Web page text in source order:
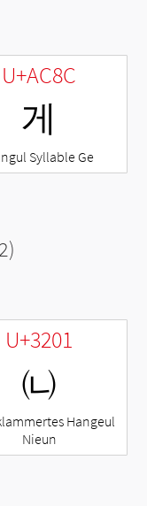
U+AC8C
게
Syllable Ge
U+3201
㈁
Hangeul
Nieun